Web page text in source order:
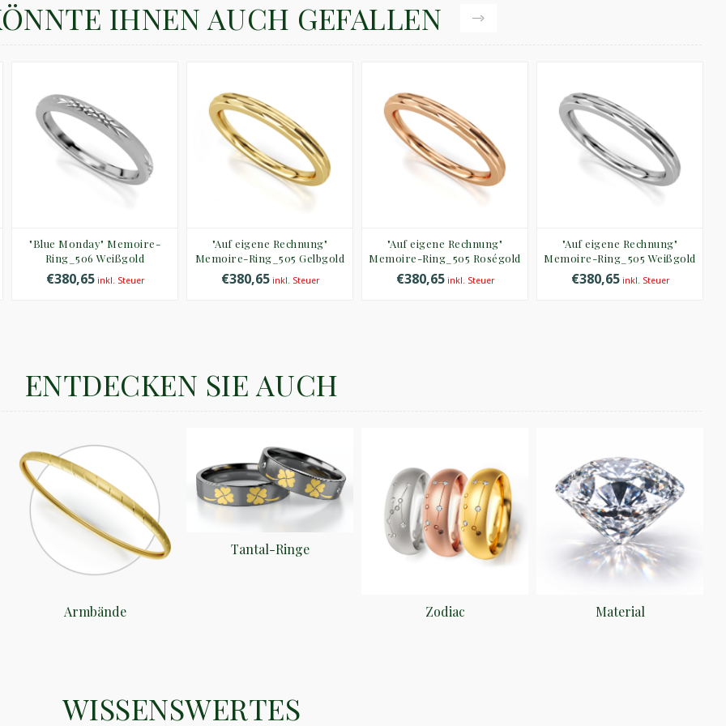
IHNEN AUCH GEFALLEN
"Blue Monday" Memoire-
Ring_506 Weißgold
€380,65inkl. Steuer
"Auf eigene Rechnung"
Memoire-Ring_505 Gelbgold
€380,65inkl. Steuer
"Auf eigene Rechnung"
Memoire-Ring_505 Roségold
€380,65inkl. Steuer
"Auf eigene Rechnung"
Memoire-Ring_505 Weißgold
€380,65inkl. Steuer
ENTDECKEN SIE AUCH
Armbände
Tantal-Ringe
Zodiac Material
WISSENSWERTES